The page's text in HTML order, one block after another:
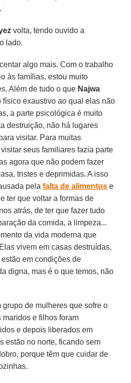
volta, tendo ouvido a
lado.
algo mais. Com o trabalho
às famílias, estou muito
Além de tudo o que Najwa
físico exaustivo ao qual elas não
a parte psicológica é muito
destruição, não há lugares
visitar. Para muitas
seus familiares fazia parte
agora que não podem fazer
tristes e deprimidas. A isso
pelafalta de alimentos e
ter que voltar a formas de
atrás, de ter que fazer tudo
da comida, a limpeza...
da vida moderna que
vivem em casas destruídas,
em condições de
digna, mas é o que temos, não
grupo de mulheres que sofre o
e filhos foram
e depois liberados em
estão no norte, ficando sem
porque têm que cuidar de